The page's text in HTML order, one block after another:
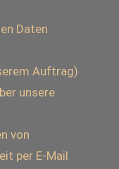
Daten
Auftrag)
unsere
von
per E-Mail